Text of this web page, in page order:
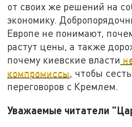
от своих же решений на
экономику.
Европе не понимают,
растут цены, а также
почему киевские власти
компромиссы, чтобы
переговоров с Кремлем.
Уважаемые читатели